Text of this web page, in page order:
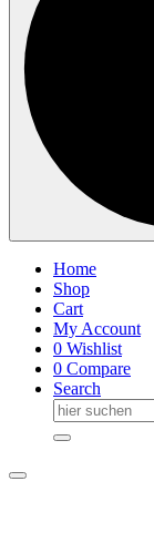
Home
Shop
Cart
My Account
0 Wishlist
0 Compare
Search
Suche
nach: